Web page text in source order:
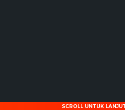
SCROLL UNTUK